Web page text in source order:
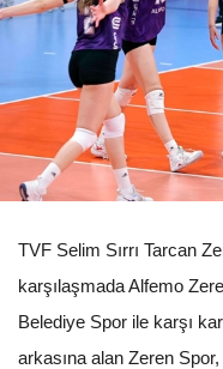
TVF Selim Sırrı Tarcan
karşılaşmada Alfemo
Belediye Spor ile karşı
arkasına alan Zeren